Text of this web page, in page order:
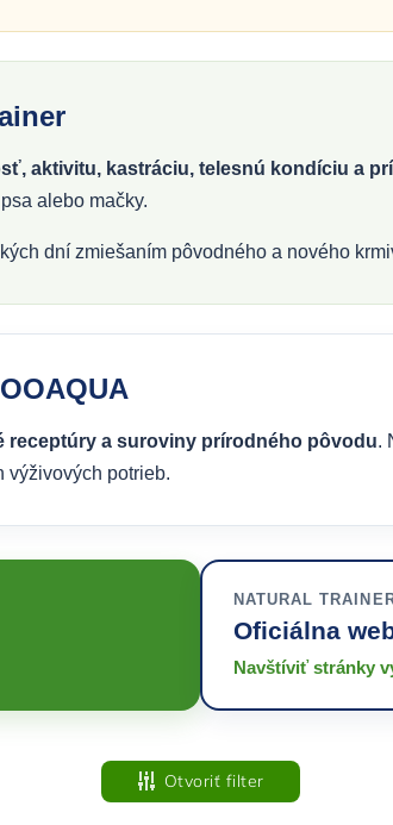
aktivitu, kastráciu, telesnú kondíciu a
alebo mačky.
dní zmiešaním pôvodného a nového
receptúry a suroviny prírodného pôvodu.
výživových potrieb.
NATURAL
Oficiálna
Navštíviť stránky
Otvoriť filter